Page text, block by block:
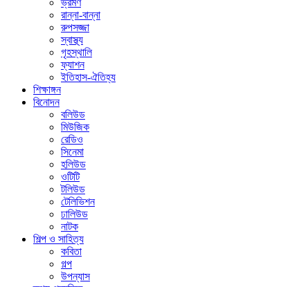
রান্না-বান্না
রুপসজ্জা
স্বাস্থ্য
গৃহস্থালি
ফ্যাশন
ইতিহাস-ঐতিহ্য
শিক্ষাঙ্গন
বিনোদন
বলিউড
মিউজিক
রেডিও
সিনেমা
হলিউড
ওটিটি
টলিউড
টেলিভিশন
ঢালিউড
নাটক
শিল্প ও সাহিত্য
কবিতা
গল্প
উপন্যাস